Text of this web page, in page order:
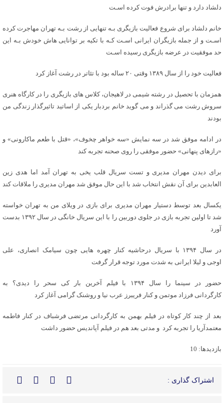
دلشاد دارد و تنها برادرش فوت کرده اسـت
خانم دلشاد برای شروع فعالیت بازیگری بـه تنهایی از رشت بـه تهران مهاجرت کرده
اسـت و از جمله بازیگران ایرانی اسـت کـه با تکیه بر توانایی هاش خودش بـه این
حد موفقیت در عرضه بازیگری رسیده اسـت
فعالیت خود را از سال ۱۳۸۹ وقتی ۲۰ ساله بود با تئاتر در رشت آغاز کرد
همزمان با تحصیل در رشته شیمی در لاهیجان، کلاس های بازیگری را در کارگاه هنری
سروش رشت می گذراند و می گوید خانم بردبار یکی از اساتید تاثیرگذار زندگی من
بودند
در ادامه موفق شد در سه نمایش «سه خواهر چخوف»، «قتل با طعم ماکارونی» و
«رازهای پنهانی» حضور موفقی را روی صحنه تجربه کند
برای دیدن مهران مدیری و تست سریال قلب یخی به تهران آمد اما هدی زین
العابدین برای آن نقش انتخاب شد با این حال موفق شد مهران مدیری را ملاقات کند
یکسال بعد توسط دستیار مهران مدیری برای بازی در ویلای من به تهران خواسته
شد تا اولین تجربه بازی در جلوی دوربین را با این سریال خانگی در سال ۱۳۹۲ بدست
آورد
در سال ۱۳۹۴ با سریال درحاشیه کنار چهره هایی چون سیامک انصاری، علی
اوجی و لیلا ایرانی به شدت مورد توجه قرار گرفت
حضور در سینما را سال ۱۳۹۴ با فیلم آخرین بار کی سحر را دیدی؟ به
کارگردانی فرزاد موتمن و کنار فریبرز عرب نیا و روشنک گرامی آغاز کرد
بعد از چند کار کوتاه در فیلم بهمن به کارگردانی مرتضی فرشباف در کنار فاطمه
معتمدآریا را تجربه کرد و مدتی بعد هم در فیلم آپاندیس حضور داشت
بازدیدها: 10
اشتراک گذاری :